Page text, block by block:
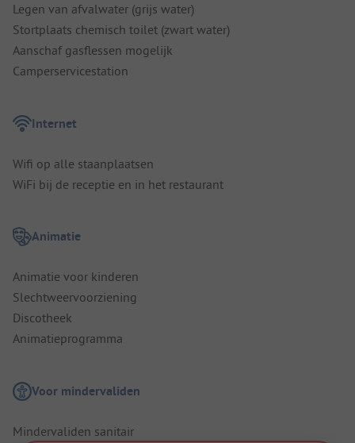
Legen van afvalwater (grijs water)
Stortplaats chemisch toilet (zwart water)
Aanschaf gasflessen mogelijk
Camperservicestation
Internet
Wifi op alle staanplaatsen
WiFi bij de receptie en in het restaurant
Animatie
Animatie voor kinderen
Slechtweervoorziening
Discotheek
Animatieprogramma
Voor mindervaliden
Mindervaliden sanitair